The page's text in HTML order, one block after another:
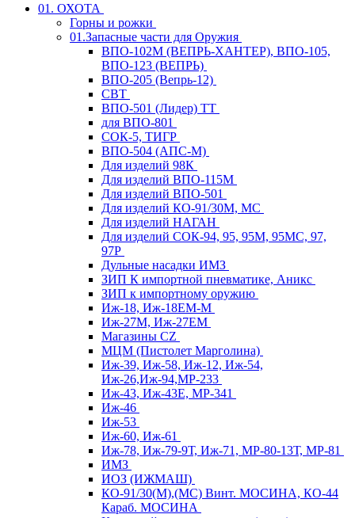
01. ОХОТА
Горны и рожки
01.Запасные части для Оружия
ВПО-102М (ВЕПРЬ-ХАНТЕР), ВПО-105,
ВПО-123 (ВЕПРЬ)
ВПО-205 (Вепрь-12)
СВТ
ВПО-501 (Лидер) ТТ
для ВПО-801
СОК-5, ТИГР
ВПО-504 (АПС-М)
Для изделий 98К
Для изделий ВПО-115М
Для изделий ВПО-501
Для изделий КО-91/30М, МС
Для изделий НАГАН
Для изделий СОК-94, 95, 95М, 95МС, 97,
97Р
Дульные насадки ИМЗ
ЗИП К импортной пневматике, Аникс
ЗИП к импортному оружию
Иж-18, Иж-18ЕМ-М
Иж-27М, Иж-27ЕМ
Магазины CZ
МЦМ (Пистолет Марголина)
Иж-39, Иж-58, Иж-12, Иж-54,
Иж-26,Иж-94,МР-233
Иж-43, Иж-43Е, МР-341
Иж-46
Иж-53
Иж-60, Иж-61
Иж-78, Иж-79-9Т, Иж-71, МР-80-13Т, МР-81
ИМЗ
ИОЗ (ИЖМАШ)
КО-91/30(М),(МС) Винт. МОСИНА, КО-44
Караб. МОСИНА